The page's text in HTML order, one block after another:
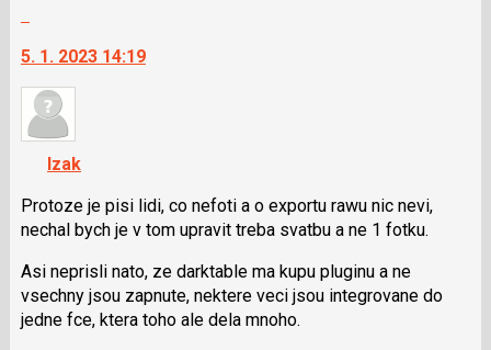
nový
názor
další
nový
názor.
navigaci
lze
použít
i
N
pro
následující
5. 1. 2023 14:19
Izak
Protoze je pisi lidi, co nefoti a o exportu rawu nic nevi,
nechal bych je v tom upravit treba svatbu a ne 1 fotku.
Asi neprisli nato, ze darktable ma kupu pluginu a ne
vsechny jsou zapnute, nektere veci jsou integrovane do
jedne fce, ktera toho ale dela mnoho.